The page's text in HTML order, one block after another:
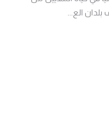
بلدان الع...